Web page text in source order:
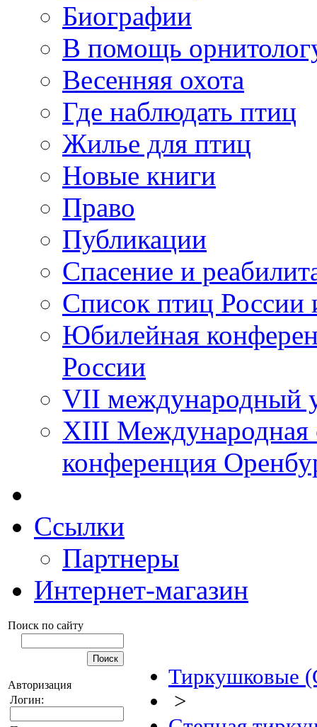
Биографии
В помощь
Весенняя охота
Где наблюдать птиц
Жилье для птиц
Новые книги
Право
Публикации
Спасение и
Список птиц России
Юбилейная
России
VII международный
XIII Международная
конференция
Ссылки
Партнеры
Интернет-магазин
Поиск по сайту
Авторизация
Логин:
Тиркушковые
>